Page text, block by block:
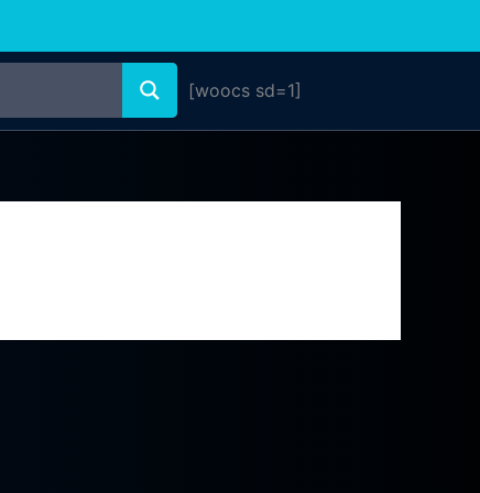
[woocs sd=1]